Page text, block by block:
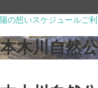
の想いスケジュールご
本木川自然